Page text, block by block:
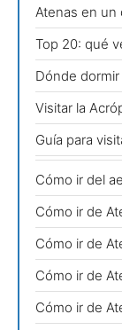
Atenas en un
Top 20: qué
Dónde
Visitar la
Guía para
Cómo ir del
Cómo ir de
Cómo ir de
Cómo ir de
Cómo ir de